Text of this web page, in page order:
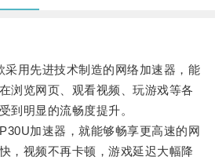
用先进技术制造的网络加速器，能
浏览网页、观看视频、玩游戏等各
到明显的流畅度提升。
加速器，就能够畅享更高速的网
，视频不再卡顿，游戏延迟大幅降